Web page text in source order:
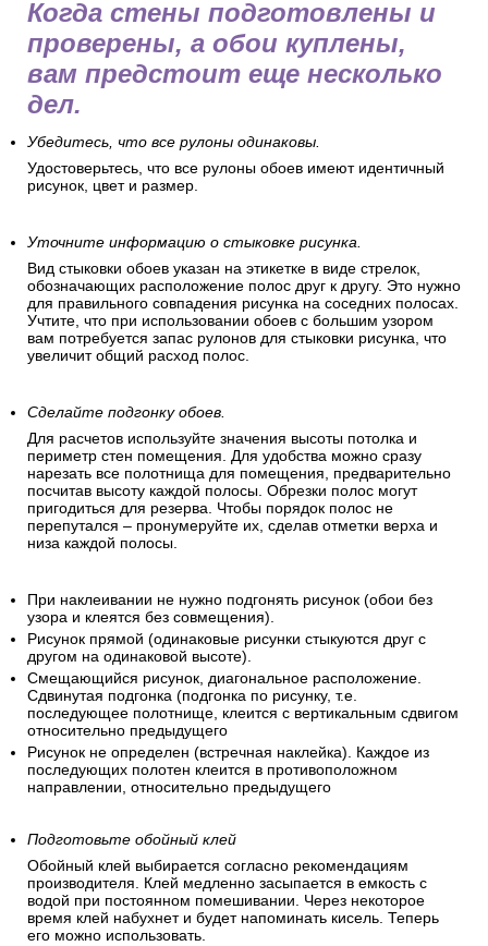
Когда стены подготовлены и
проверены, а обои куплены,
вам предстоит еще несколько
дел.
Убедитесь, что все рулоны одинаковы.
Удостоверьтесь, что все рулоны обоев имеют идентичный
рисунок, цвет и размер.
Уточните информацию о стыковке рисунка.
Вид стыковки обоев указан на этикетке в виде стрелок,
обозначающих расположение полос друг к другу. Это нужно
для правильного совпадения рисунка на соседних полосах.
Учтите, что при использовании обоев с большим узором
вам потребуется запас рулонов для стыковки рисунка, что
увеличит общий расход полос.
Сделайте подгонку обоев.
Для расчетов используйте значения высоты потолка и
периметр стен помещения. Для удобства можно сразу
нарезать все полотнища для помещения, предварительно
посчитав высоту каждой полосы. Обрезки полос могут
пригодиться для резерва. Чтобы порядок полос не
перепутался – пронумеруйте их, сделав отметки верха и
низа каждой полосы.
При наклеивании не нужно подгонять рисунок (обои без
узора и клеятся без совмещения).
Рисунок прямой (одинаковые рисунки стыкуются друг с
другом на одинаковой высоте).
Смещающийся рисунок, диагональное расположение.
Сдвинутая подгонка (подгонка по рисунку, т.е.
последующее полотнище, клеится с вертикальным сдвигом
относительно предыдущего
Рисунок не определен (встречная наклейка). Каждое из
последующих полотен клеится в противоположном
направлении, относительно предыдущего
Подготовьте обойный клей
Обойный клей выбирается согласно рекомендациям
производителя. Клей медленно засыпается в емкость с
водой при постоянном помешивании. Через некоторое
время клей набухнет и будет напоминать кисель. Теперь
его можно использовать.